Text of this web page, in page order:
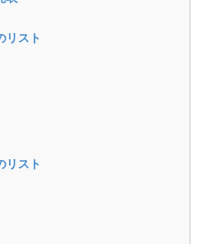
リスト
リスト